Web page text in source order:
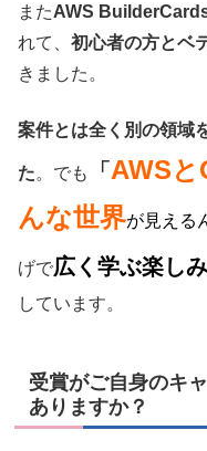
またAWS
れて、 初心者の方とベ
きました。
案件とは全く別の領域
た。でも 「AWS
んな世界が見える
げで広く学ぶ楽しみ
しています。
受賞がご自身のキ
ありますか？